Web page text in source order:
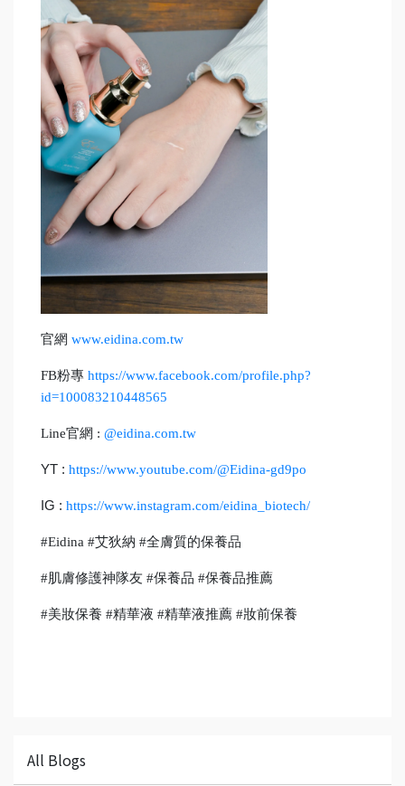
官網 www.eidina.com.tw
FB粉專 https://www.facebook.com/profile.php?
id=100083210448565
Line官網 : @eidina.com.tw
YT : https://www.youtube.com/@Eidina-gd9po
IG : https://www.instagram.com/eidina_biotech/
#Eidina #艾狄納 #全膚質的保養品
#肌膚修護神隊友 #保養品 #保養品推薦
#美妝保養 #精華液 #精華液推薦 #妝前保養
All Blogs